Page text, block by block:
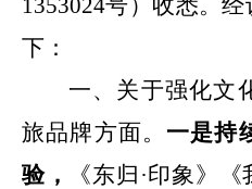
1353024号） 收悉。经
下：
一、关于强化文
旅品牌方面。 一是持
验，
《东归·印象》